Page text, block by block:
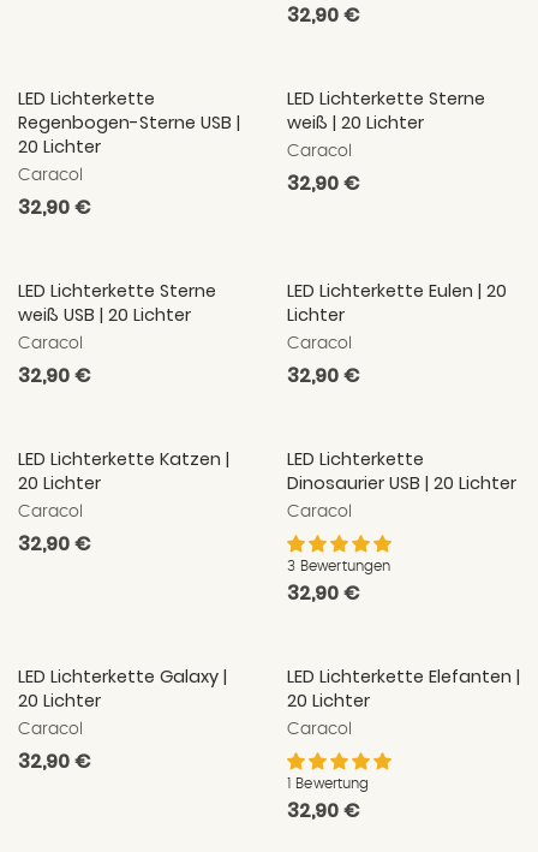
Normaler
32,90 €
LED Lichterkette
Regenbogen-Sterne USB |
20 Lichter
Caracol
Normaler
32,90 €
LED Lichterkette Sterne
weiß | 20 Lichter
Caracol
Normaler
32,90 €
LED Lichterkette Sterne
weiß USB | 20 Lichter
Caracol
Normaler
32,90 €
LED Lichterkette Eulen | 20
Lichter
Caracol
Normaler
32,90 €
LED Lichterkette Katzen |
20 Lichter
Caracol
Normaler
32,90 €
LED Lichterkette
Dinosaurier USB | 20 Lichter
Caracol
3 Bewertungen
Normaler
32,90 €
LED Lichterkette Galaxy |
20 Lichter
Caracol
Normaler
32,90 €
LED Lichterkette Elefanten |
20 Lichter
Caracol
1 Bewertung
Normaler
32,90 €